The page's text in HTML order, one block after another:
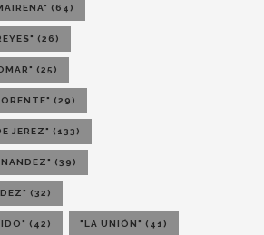
(64)
(26)
(25)
(29)
JEREZ" (133)
(39)
(32)
(42) "LA UNIÓN" (41)